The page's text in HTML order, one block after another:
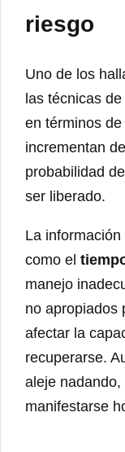
riesgo
Uno de los
las técnicas
en términos
incrementan
probabilidad
ser liberado.
La
como el
manejo
no apropiados
afectar la
recuperarse.
aleje
manifestarse